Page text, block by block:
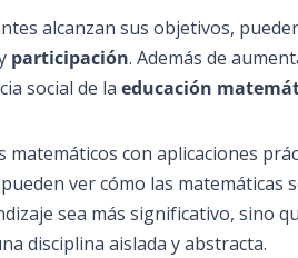
alcanzan sus objetivos,
participación. Además de
social de la educación
matemáticos con aplicaciones
ver cómo las matemáticas
sea más significativo, sino
disciplina aislada y abstracta.